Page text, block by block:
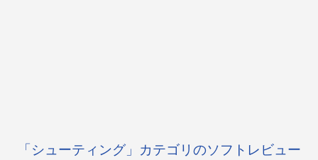
「シューティング」カテゴリのソフトレビュー